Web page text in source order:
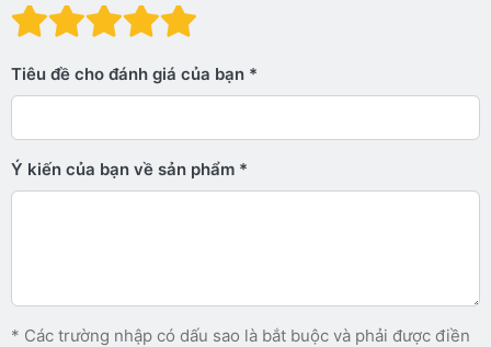
Đánh giá: 4 trên 5
Đánh giá: 3 trên 5 sao.
Đánh giá: 2 trên 5 sao.
Đánh giá: 1 trên 5 sao. Xấu
Tiêu đề cho đánh giá của bạn
Ý kiến ​​của bạn về sản phẩm
* Các trường nhập có dấu sao là bắt buộc và phải được điền